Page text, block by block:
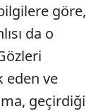
göre,
da o
eden ve
geçirdiği